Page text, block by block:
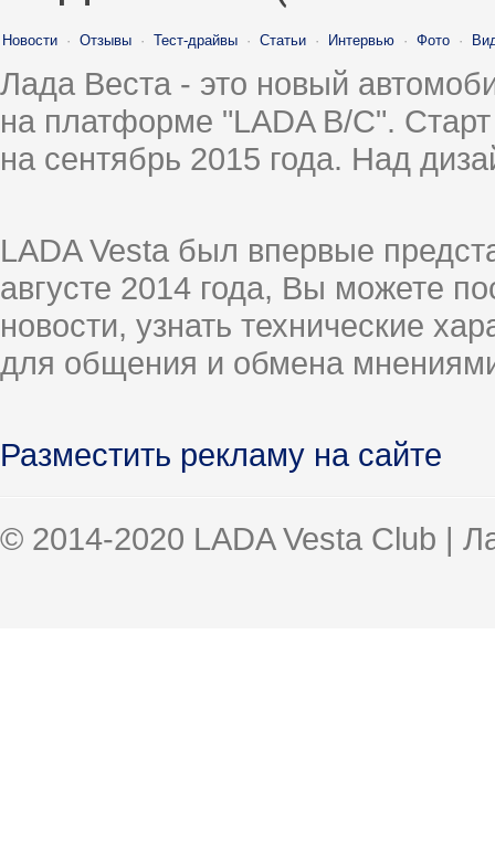
Новости · Отзывы · Тест-драйвы · Статьи · Интервью · Фото ·
Лада Веста - это новый
на платформе "LADA B/C".
на сентябрь 2015 года. Над
LADA Vesta был впервые
августе 2014 года, Вы можете
новости, узнать технические
для общения и обмена
Разместить рекламу на сайте
© 2014-2020 LADA Vesta Club |